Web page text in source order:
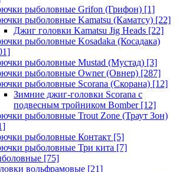
рыболовные Grifon (Грифон) [1]
рыболовные Kamatsu (Каматсу) [22]
Джиг головки Kamatsu Jig Heads [22]
рыболовные Kosadaka (Косадака)
рыболовные Mustad (Мустад) [3]
рыболовные Owner (Овнер) [287]
рыболовные Scorana (Скорана) [12]
Зимние джиг-головки Scorana с
подвесным тройником Bomber[12]
рыболовные Trout Zone (Траут Зон)
рыболовные Контакт [5]
рыболовные Три кита [7]
[75]
вольфрамовые [21]